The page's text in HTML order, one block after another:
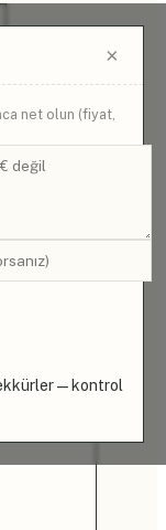
×
net olun (fiyat,
— kontrol